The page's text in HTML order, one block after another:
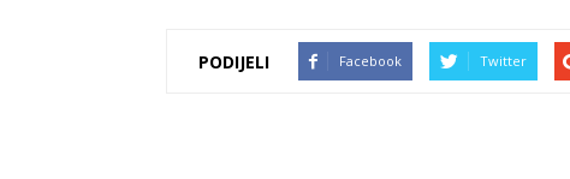
PODIJELI Facebook Twitter